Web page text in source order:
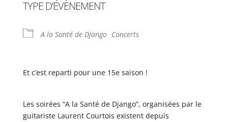
TYPE D’ÉVÈNEMENT
A la Santé de Django Concerts
Et c’est reparti pour une 15e saison !
Les soirées “A la Santé de Django”, organisées par le
guitariste Laurent Courtois existent depuis